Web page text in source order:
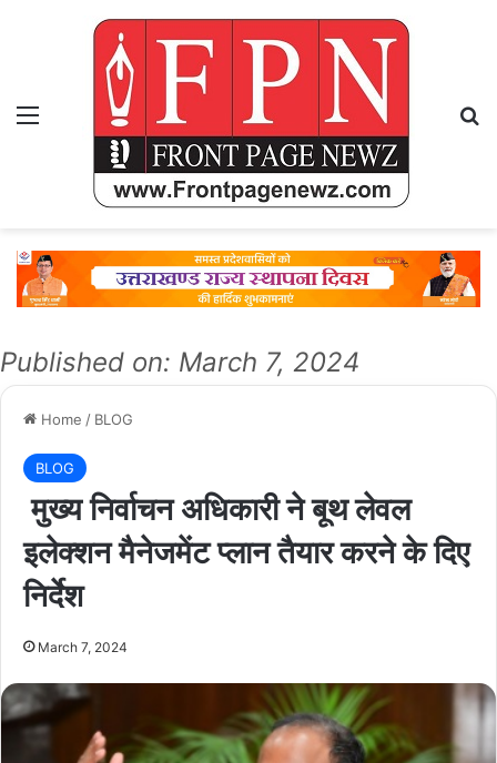
Menu
Published on: March 7, 2024
Home / BLOG
BLOG
मुख्य निर्वाचन अधिकारी ने बूथ लेवल
इलेक्शन मैनेजमेंट प्लान तैयार करने के दिए
निर्देश
March 7, 2024